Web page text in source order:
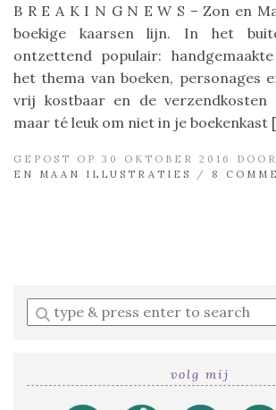
B R E A K I N G N E W S – Zon en
boekige kaarsen lijn. In het
ontzettend populair:
het thema van boeken, personages
vrij kostbaar en de verzendkosten
maar té leuk om niet in je boekenkast
GEPOST OP 30 OKTOBER 2016 DOOR
EN MAAN ILLUSTRATIES
/ 8
Enter
a
volg mij